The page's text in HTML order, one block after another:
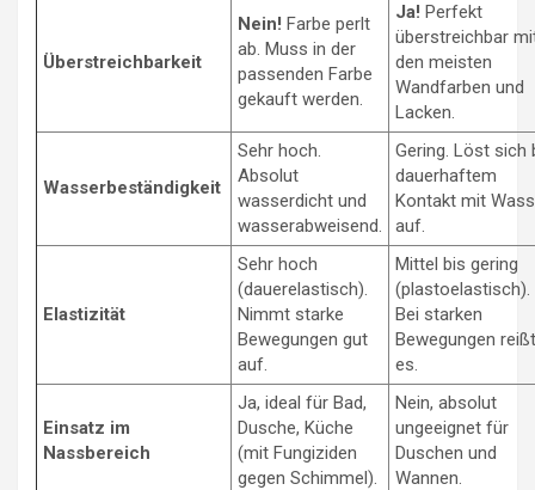
Überstreichbarkeit
Nein! Farbe perlt
ab. Muss in der
passenden Farbe
gekauft werden.
Ja! Perfekt
überstreichbar
den meisten
Wandfarben und
Lacken.
Wasserbeständigkeit
Sehr hoch.
Absolut
wasserdicht und
wasserabweisend.
Gering. Löst sich
dauerhaftem
Kontakt mit
auf.
Elastizität
Sehr hoch
(dauerelastisch).
Nimmt starke
Bewegungen gut
auf.
Mittel bis gering
(plastoelastisch).
Bei starken
Bewegungen reißt
es.
Einsatz im
Nassbereich
Ja, ideal für Bad,
Dusche, Küche
(mit Fungiziden
gegen Schimmel).
Nein, absolut
ungeeignet für
Duschen und
Wannen.